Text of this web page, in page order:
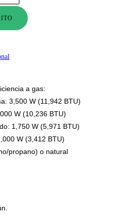
a gas:
3,500 W (11,942 BTU)
W (10,236 BTU)
1,750 W (5,971 BTU)
W (3,412 BTU)
propano) o natural